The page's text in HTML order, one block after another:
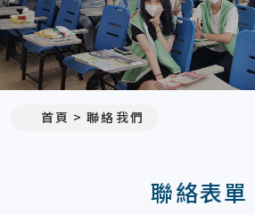
首頁 聯絡我們
聯絡表單